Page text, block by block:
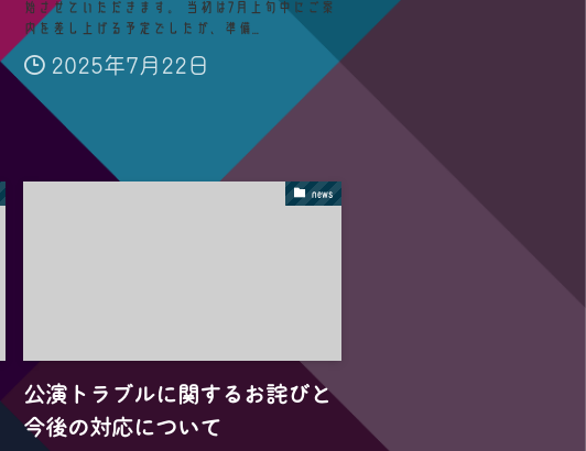
始させていただきます。 当初は7月上旬中にご案
内を差し上げる予定でしたが、準備...
2025年7月22日
news
公演トラブルに関するお詫びと
今後の対応について